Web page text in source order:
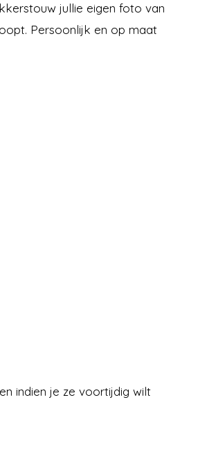
jullie eigen foto van
Persoonlijk en op maat
indien je ze voortijdig wilt